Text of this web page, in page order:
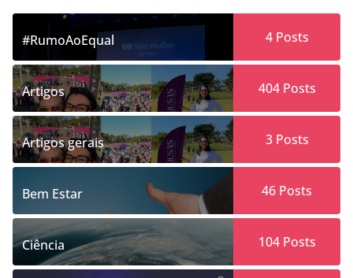
#RumoAoEqual 4Posts
Artigos 404Posts
Artigos gerais 3Posts
Bem Estar 46 Posts
Ciência 104Posts